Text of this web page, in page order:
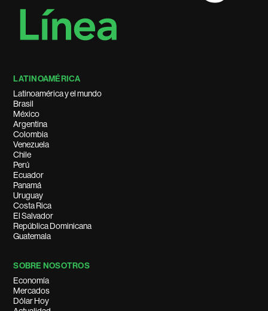
LATINOAMÉRICA
Latinoamérica y el mundo
Brasil
México
Argentina
Colombia
Venezuela
Chile
Perú
Ecuador
Panamá
Uruguay
Costa Rica
El Salvador
República Dominicana
Guatemala
SOBRE NOSOTROS
Economía
Mercados
Dólar Hoy